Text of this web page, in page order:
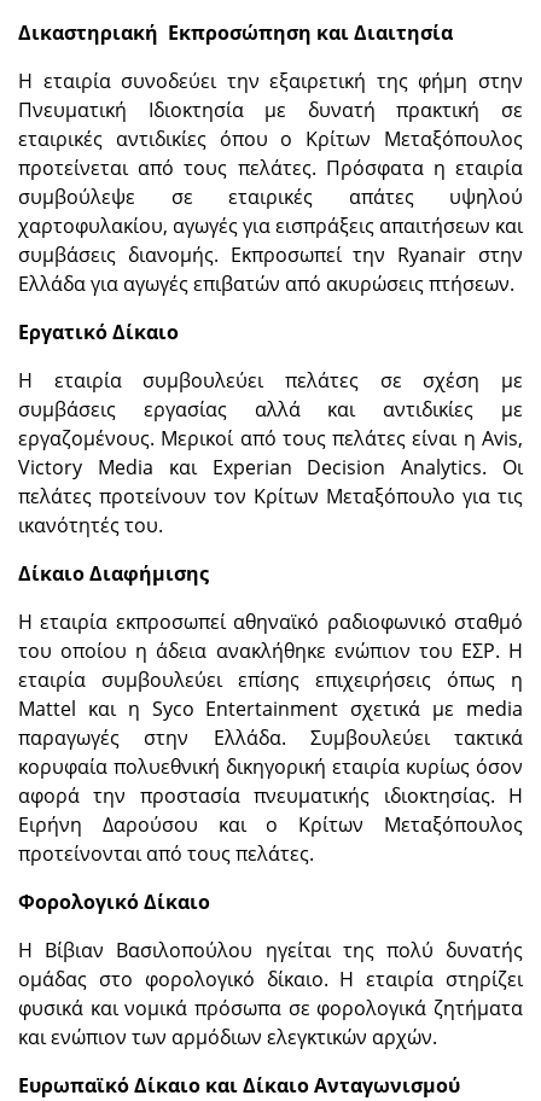
Δικαστηριακή Εκπροσώπηση και Διαιτησία
Η εταιρία συνοδεύει την εξαιρετική της φήμη στην
Πνευματική Ιδιοκτησία με δυνατή πρακτική σε
εταιρικές αντιδικίες όπου ο Κρίτων Μεταξόπουλος
προτείνεται από τους πελάτες. Πρόσφατα η εταιρία
συμβούλεψε σε εταιρικές απάτες υψηλού
χαρτοφυλακίου, αγωγές για εισπράξεις απαιτήσεων και
συμβάσεις διανομής. Εκπροσωπεί την Ryanair στην
Ελλάδα για αγωγές επιβατών από ακυρώσεις πτήσεων.
Εργατικό Δίκαιο
Η εταιρία συμβουλεύει πελάτες σε σχέση με
συμβάσεις εργασίας αλλά και αντιδικίες με
εργαζομένους. Μερικοί από τους πελάτες είναι η Avis,
Victory Media και Experian Decision Analytics. Οι
πελάτες προτείνουν τον Κρίτων Μεταξόπουλο για τις
ικανότητές του.
Δίκαιο Διαφήμισης
Η εταιρία εκπροσωπεί αθηναϊκό ραδιοφωνικό σταθμό
του οποίου η άδεια ανακλήθηκε ενώπιον του ΕΣΡ. Η
εταιρία συμβουλεύει επίσης επιχειρήσεις όπως η
Mattel και η Syco Entertainment σχετικά με media
παραγωγές στην Ελλάδα. Συμβουλεύει τακτικά
κορυφαία πολυεθνική δικηγορική εταιρία κυρίως όσον
αφορά την προστασία πνευματικής ιδιοκτησίας. Η
Ειρήνη Δαρούσου και ο Κρίτων Μεταξόπουλος
προτείνονται από τους πελάτες.
Φορολογικό Δίκαιο
Η Βίβιαν Βασιλοπούλου ηγείται της πολύ δυνατής
ομάδας στο φορολογικό δίκαιο. Η εταιρία στηρίζει
φυσικά και νομικά πρόσωπα σε φορολογικά ζητήματα
και ενώπιον των αρμόδιων ελεγκτικών αρχών.
Ευρωπαϊκό Δίκαιο και Δίκαιο Ανταγωνισμού